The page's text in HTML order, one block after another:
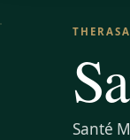
Santé